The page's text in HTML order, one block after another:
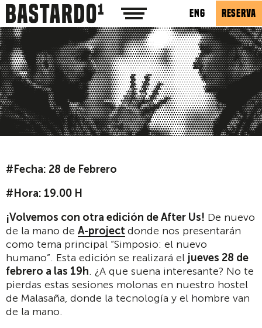
ENG RESERVA
#Fecha: 28 de Febrero
#Hora: 19.00 H
¡Volvemos con otra edición de After Us! De nuevo
de la mano de A-project donde nos presentarán
como tema principal “Simposio: el nuevo
humano”. Esta edición se realizará el jueves 28 de
febrero a las 19h. ¿A que suena interesante? No te
pierdas estas sesiones molonas en nuestro hostel
de Malasaña, donde la tecnología y el hombre van
de la mano.